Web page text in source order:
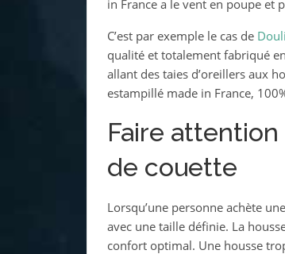
in France a le vent en poupe et
C’est par exemple le cas de
qualité et totalement fabriqué
allant des taies d’oreillers aux
estampillé made in France,
Faire
de couette
Lorsqu’une personne achète
avec une taille définie. La
confort optimal. Une housse